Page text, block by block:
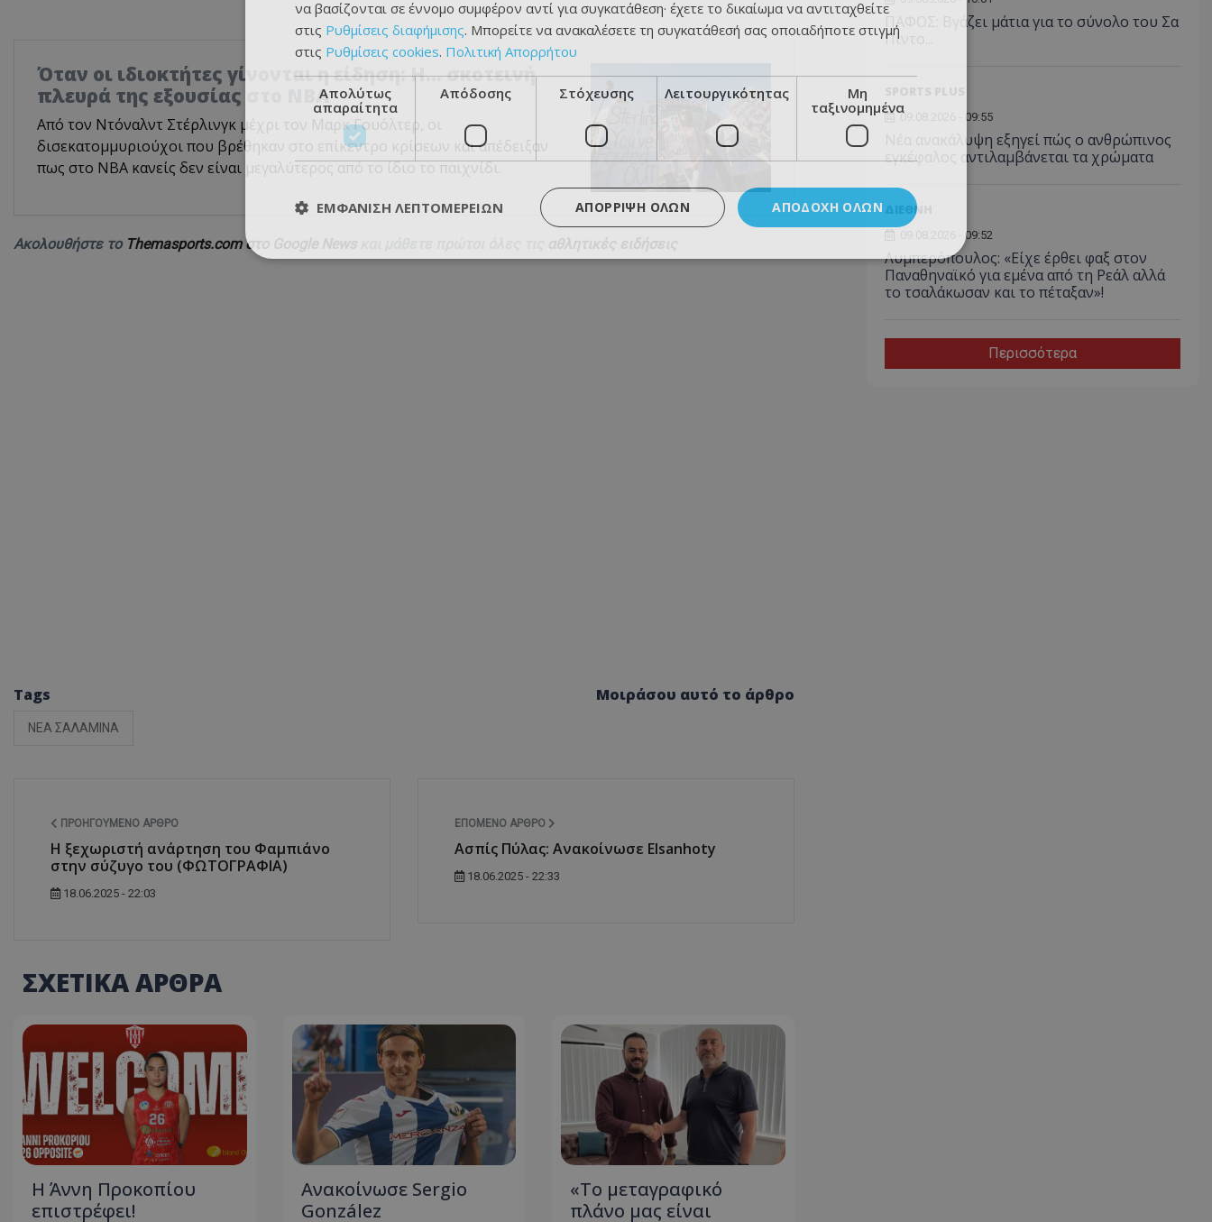
Όταν οι ιδιοκτήτες γίνονται η είδηση: Η… σκοτεινή
πλευρά της εξουσίας στο NBA
Από τον Ντόναλντ Στέρλινγκ μέχρι τον Μαρκ Γουόλτερ, οι
δισεκατομμυριούχοι που βρέθηκαν στο επίκεντρο κρίσεων και απέδειξαν
πως στο NBA κανείς δεν είναι μεγαλύτερος από το ίδιο το παιχνίδι.
Ακολουθήστε το Themasports.com στο Google News
Tags
ΝΕΑ ΣΑΛΑΜΙΝΑ
Μοιράσου αυτό το άρθρο
ΠΡΟΗΓΟΎΜΕΝΟ ΆΡΘΡΟ
Η ξεχωριστή ανάρτηση του Φαμπιάνο
στην σύζυγο του (ΦΩΤΟΓΡΑΦΙΑ)
18.06.2025 - 22:03
ΕΠΌΜΕΝΟ ΆΡΘΡΟ
Ασπίς Πύλας: Ανακοίνωσε Elsanhoty
18.06.2025 - 22:33
ΣΧΕΤΙΚΑ ΑΡΘΡΑ
Η Άννη Προκοπίου
επιστρέφει!
Ανακοίνωσε Sergio
González
«Το μεταγραφικό
πλάνο μας είναι
ΠΑΦΟΣ: Βγάζει μάτια για το σύνολο του Σα
Πίντο...
09.08.2026 - 09:55
Νέα ανακάλυψη εξηγεί πώς ο ανθρώπινος
εγκέφαλος αντιλαμβάνεται τα χρώματα
ΔΙΕΘΝΗ
09.08.2026 - 09:52
Λυμπερόπουλος: «Είχε έρθει φαξ στον
Παναθηναϊκό για εμένα από τη Ρεάλ αλλά
το τσαλάκωσαν και το πέταξαν»!
Περισσότερα
να βασίζονται σε έννομο συμφέρον αντί για συγκατάθεση· έχετε το δικαίωμα να αντιταχθείτε
στις Ρυθμίσεις διαφήμισης. Μπορείτε να ανακαλέσετε τη συγκατάθεσή σας οποιαδήποτε στιγμή
στις Ρυθμίσεις cookies. Πολιτική Απορρήτου
Απολύτως
απαραίτητα
Απόδοσης Στόχευσης Λειτουργικότητας
Μη
ταξινομημένα
ΑΠΟΔΟΧΉ ΌΛΩΝ
ΑΠΌΡΡΙΨΗ ΌΛΩΝ
ΕΜΦΆΝΙΣΗ ΛΕΠΤΟΜΕΡΕΙΏΝ